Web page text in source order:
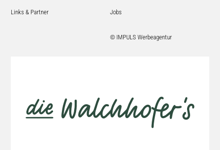
Links & Partner Jobs
© IMPULS Werbeagentur